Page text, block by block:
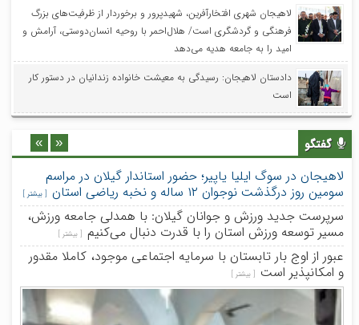
لاهیجان شهری افتخارآفرین، شهیدپرور و برخوردار از ظرفیت‌های بزرگ
فرهنگی و گردشگری است/ هلال‌احمر با روحیه انسان‌دوستی، آرامش و
امید را به جامعه هدیه می‌دهد
دادستان لاهیجان: رسیدگی به معیشت خانواده زندانیان در دستور کار
است
گفتگو
لاهیجان در سوگ ایلیا یاپیر؛ حضور استاندار گیلان در مراسم
سومین روز درگذشت نوجوان ۱۲ ساله و نخبه ریاضی استان
[ بیشتر ]
سرپرست جدید ورزش و جوانان گیلان: با همدلی جامعه ورزش،
مسیر توسعه ورزش استان را با قدرت دنبال می‌کنیم [ بیشتر ]
عبور از اوج بار تابستان با سرمایه اجتماعی موجود، کاملا مقدور
و امکانپذیر است
[ بیشتر ]
«
»